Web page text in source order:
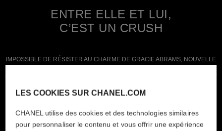
ENTRE ELLE ET LUI,
C’EST UN CRUSH
IMPOSSIBLE DE RÉSISTER AU CHARME DE GRACIE ABRAMS, NOUVELLE
ENTRE LE NOUVEAU PARFUM QUI INCARNE LA FORCE D’ATTRACTION ET
LES COOKIES SUR CHANEL.COM
CHANEL utilise des cookies et des technologies similaires
pour personnaliser le contenu et vous offrir une expérience